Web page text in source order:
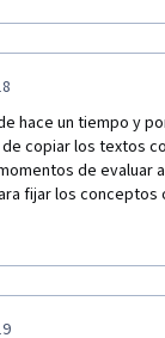
enorme el que
otras personas
desarrollo de la
hace un tiempo y
copiar los textos
de evaluar
fijar los conceptos
de cursado y
semana fueron
este curso.
Adelante!!